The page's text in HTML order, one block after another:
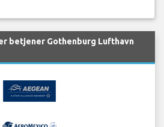
betjener Gothenburg Lufthavn